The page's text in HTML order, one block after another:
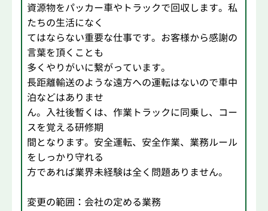
資源物をパッカー車やトラックで回収します。私
たちの生活になく
てはならない重要な仕事です。お客様から感謝の
言葉を頂くことも
多くやりがいに繋がっています。
長距離輸送のような遠方への運転はないので車中
泊などはありませ
ん。入社後暫くは、作業トラックに同乗し、コー
スを覚える研修期
間となります。安全運転、安全作業、業務ルール
をしっかり守れる
方であれば業界未経験は全く問題ありません。
変更の範囲：会社の定める業務